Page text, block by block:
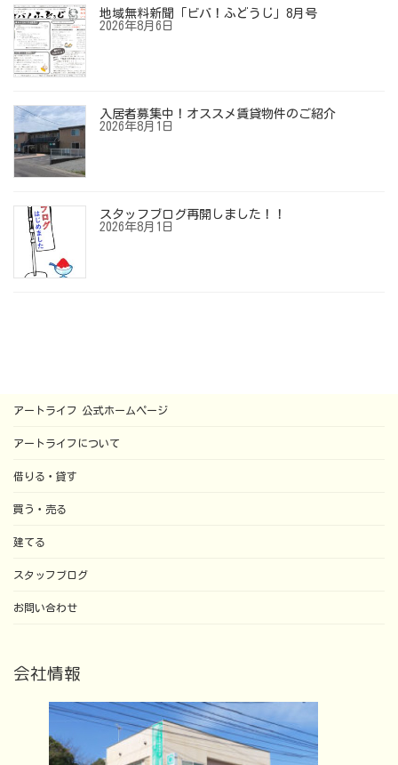
地域無料新聞「ビバ！ふどうじ」8月号
2026年8月6日
入居者募集中！オススメ賃貸物件のご紹介
2026年8月1日
スタッフブログ再開しました！！
2026年8月1日
アートライフ 公式ホームページ
アートライフについて
借りる・貸す
買う・売る
建てる
スタッフブログ
お問い合わせ
会社情報